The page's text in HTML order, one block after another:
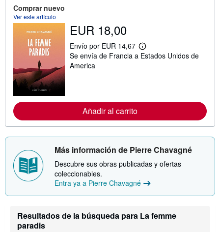
e
l
s
d
e
n
í
Comprar nuevo
Ver este artículo
EUR 18,00
Envío por EUR 14,67
M
á
r
c
ó
s
o
b
e
a
t
a
Se envía de Francia a Estados Unidos de
America
Añadir al carrito
Más información de Pierre Chavagné
Descubre sus obras publicadas y ofertas
coleccionables.
Entra ya a Pierre Chavagné
Resultados de la búsqueda para La femme
paradis